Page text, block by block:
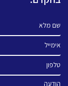
שם מלא
אימייל
טלפון
הודעה